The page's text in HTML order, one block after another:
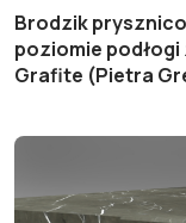
Brodzik
poziomie podłogi
Grafite (Pietra